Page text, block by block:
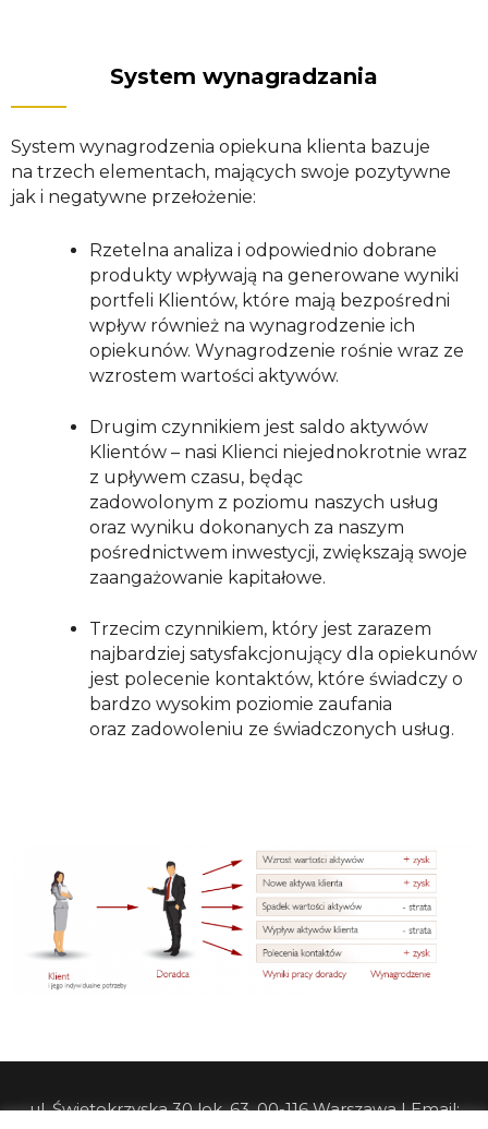
System wynagradzania
System wynagrodzenia opiekuna klienta bazuje
na trzech elementach, mających swoje pozytywne
jak i negatywne przełożenie:
Rzetelna analiza i odpowiednio dobrane
produkty wpływają na generowane wyniki
portfeli Klientów, które mają bezpośredni
wpływ również na wynagrodzenie ich
opiekunów. Wynagrodzenie rośnie wraz ze
wzrostem wartości aktywów.
Drugim czynnikiem jest saldo aktywów
Klientów – nasi Klienci niejednokrotnie wraz
z upływem czasu, będąc
zadowolonym z poziomu naszych usług
oraz wyniku dokonanych za naszym
pośrednictwem inwestycji, zwiększają swoje
zaangażowanie kapitałowe.
Trzecim czynnikiem, który jest zarazem
najbardziej satysfakcjonujący dla opiekunów
jest polecenie kontaktów, które świadczy o
bardzo wysokim poziomie zaufania
oraz zadowoleniu ze świadczonych usług.
ul. Świętokrzyska 30 lok. 63, 00-116 Warszawa | Email: